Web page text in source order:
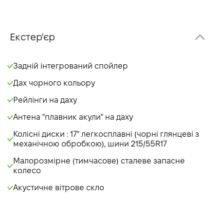
Екстер'єр
Задній інтегрований спойлер
Дах чорного кольору
Рейлінги на даху
Антена "плавник акули" на даху
Колісні диски : 17" легкосплавні (чорні глянцеві з
механічною обробкою), шини 215/55R17
Малорозмірне (тимчасове) сталеве запасне
колесо
Акустичне вітрове скло